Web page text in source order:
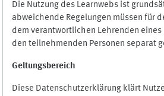
Die Nutzung des Learnwebs ist
abweichende Regelungen müssen für
dem verantwortlichen Lehrenden eines
den teilnehmenden Personen separat
Geltungsbereich
Diese Datenschutzerklärung klärt